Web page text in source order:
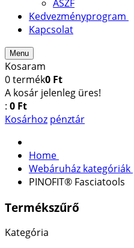
ÁSZF
Kedvezményprogram
Kapcsolat
Menu
Kosaram
0termék0 Ft
A kosár jelenleg üres!
: 0 Ft
Kosárhoz pénztár
Home
Webáruház kategóriák
PINOFIT® Fasciatools
Termékszűrő
Kategória